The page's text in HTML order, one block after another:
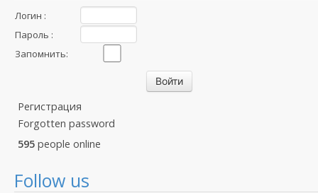
Логин :
Пароль :
Запомнить:
Регистрация
Forgotten password
595 people online
Follow us